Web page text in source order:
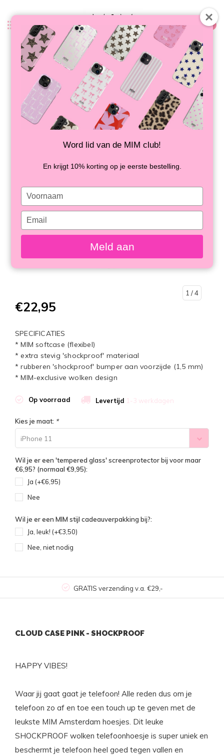
0
Terug
CLOUD CASE PINK - SHOCKPROOF
OP VOORRAAD
1 / 4
€22,95
SPECIFICATIES
* MIM softcase (flexibel)
* extra stevig 'shockproof' materiaal
* rubberen 'shockproof' bumper aan voorzijde (1,5 mm)
* MIM-exclusive wolken design
Op voorraad Levertijd 1-3 werkdagen
Kies je maat: *
iPhone 11
Wil je er een 'tempered glass' screenprotector bij voor maar
€6,95? (normaal €9,95):
Ja (+€6,95)
Nee
Wil je er een MIM stijl cadeauverpakking bij?:
Ja, leuk! (+€3,50)
Nee, niet nodig
GRATIS verzending v.a. €29,-
CLOUD CASE PINK - SHOCKPROOF
HAPPY VIBES!
Waar jij gaat gaat je telefoon! Alle reden dus om je
telefoon zo af en toe een touch up te geven met de
leukste MIM Amsterdam hoesjes. Dit leuke
SHOCKPROOF wolken telefoonhoesje is super uniek en
beschermt je telefoon heel goed tegen vallen en
Word lid van de MIM club!
En krijgt 10% korting op je eerste bestelling.
Type
your
name
Type
your
email
Meld aan